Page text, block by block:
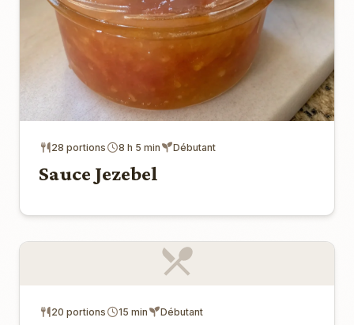
28 portions 8 h 5 min Débutant
Sauce Jezebel
20 portions 15 min Débutant